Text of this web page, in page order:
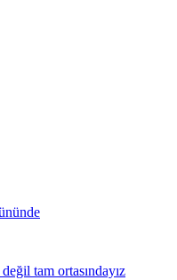
tam ortasındayız